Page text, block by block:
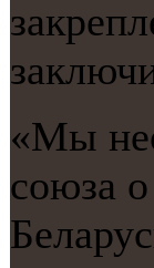
«Мы
сοюза